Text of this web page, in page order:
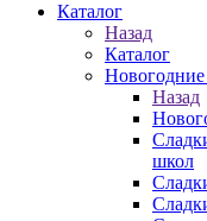
Каталог
Назад
Каталог
Назад
школ